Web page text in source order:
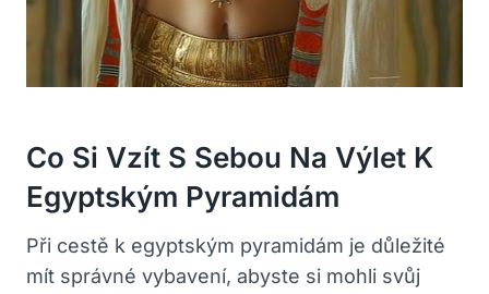
Co Si Vzít S Sebou Na ⁢výlet K
Egyptským⁢ Pyramidám
Při ⁣cestě⁢ k egyptským pyramidám​ je ​důležité
mít správné vybavení, abyste si mohli​ svůj